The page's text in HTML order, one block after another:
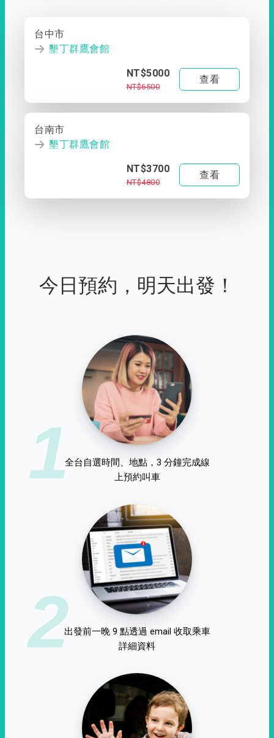
台中市
墾丁群鷹會館
NT$5000
NT$6500
查看
台南市
墾丁群鷹會館
NT$3700
NT$4800
查看
今日預約，明天出發！
1全台自選時間、地點，3 分鐘完成線
上預約叫車
2出發前一晚 9 點透過 email 收取乘車
詳細資料